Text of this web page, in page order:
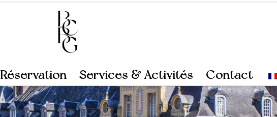
Réservation Services & Activités Contact